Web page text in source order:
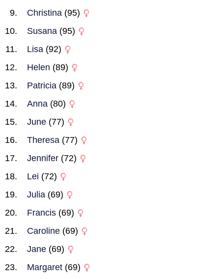
Christina (95)
Susana (95)
Lisa (92)
Helen (89)
Patricia (89)
Anna (80)
June (77)
Theresa (77)
Jennifer (72)
Lei (72)
Julia (69)
Francis (69)
Caroline (69)
Jane (69)
Margaret (69)